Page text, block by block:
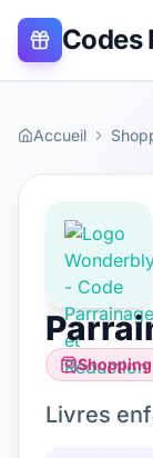
Codes
Accueil
Shopping
Livres